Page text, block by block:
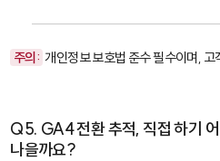
주의: 개인정보 보호법 준수 필수이며, 고
Q5. GA4 전환 추적, 직접 하기
나을까요?